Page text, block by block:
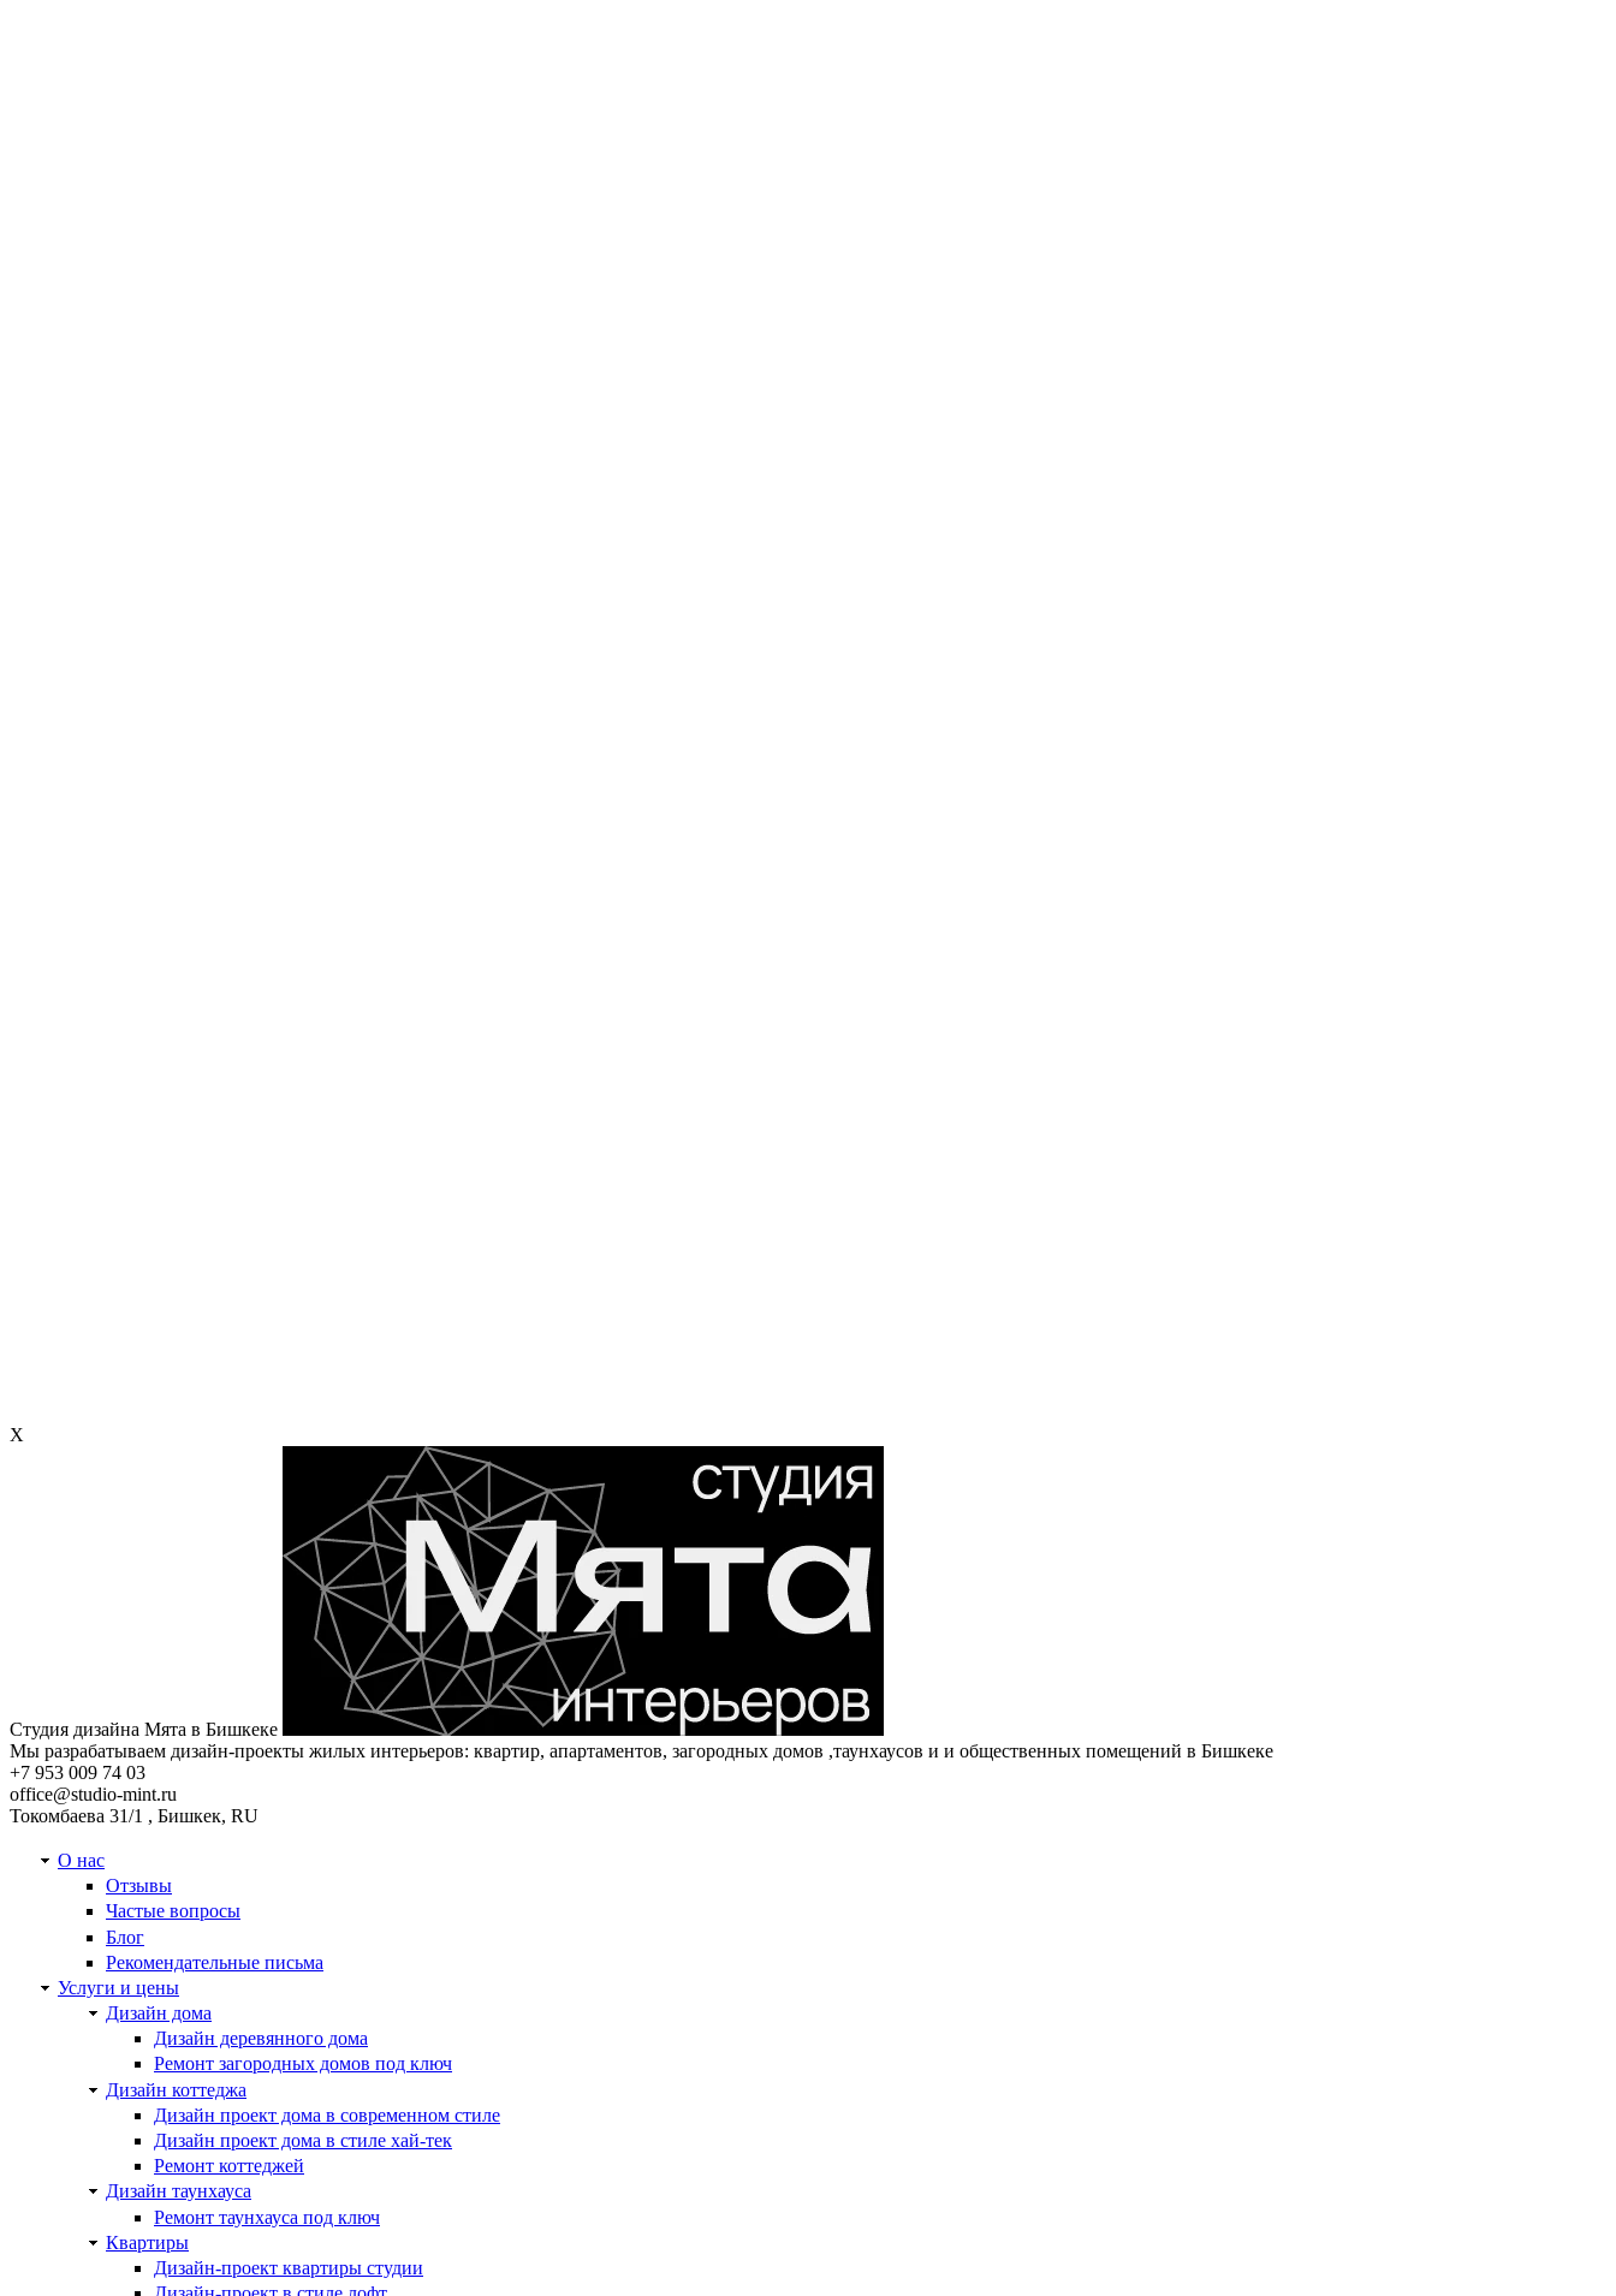
X
Студия дизайна Мята в Бишкеке
Мы разрабатываем дизайн-проекты жилых интерьеров: квартир, апартаментов, загородных домов ,таунхаусов и и общественных помещений в Бишкеке
+7 953 009 74 03
office@studio-mint.ru
Токомбаева 31/1 , Бишкек, RU
О нас
Отзывы
Частые вопросы
Блог
Рекомендательные письма
Услуги и цены
Дизайн дома
Дизайн деревянного дома
Ремонт загородных домов под ключ
Дизайн коттеджа
Дизайн проект дома в современном стиле
Дизайн проект дома в стиле хай-тек
Ремонт коттеджей
Дизайн таунхауса
Ремонт таунхауса под ключ
Квартиры
Дизайн-проект квартиры студии